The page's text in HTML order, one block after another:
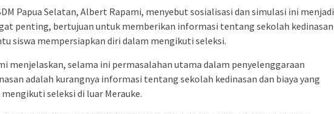
Papua Selatan, Albert Rapami, menyebut sosialisasi dan simulasi ini menjadi
penting, bertujuan untuk memberikan informasi tentang sekolah kedinasan
siswa mempersiapkan diri dalam mengikuti seleksi.
menjelaskan, selama ini permasalahan utama dalam penyelenggaraan
adalah kurangnya informasi tentang sekolah kedinasan dan biaya yang
seleksi di luar Merauke.